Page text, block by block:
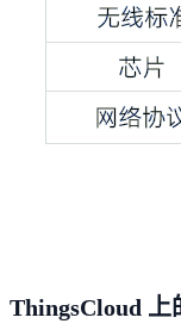
ThingsCloud 上